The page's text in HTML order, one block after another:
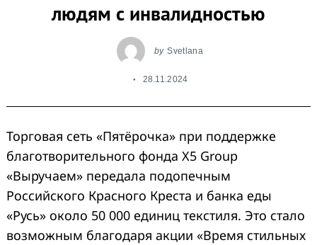
людям с инвалидностью
by Svetlana
28.11.2024
Торговая сеть «Пятёрочка» при поддержке
благотворительного фонда X5 Group
«Выручаем» передала подопечным
Российского Красного Креста и банка еды
«Русь» около 50 000 единиц текстиля. Это стало
возможным благодаря акции «Время стильных
for: